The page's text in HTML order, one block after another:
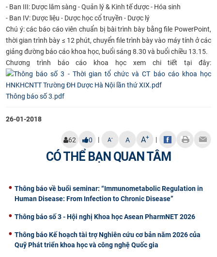
- Ban III: Dược lâm sàng - Quản lý & Kinh tế dược - Hóa sinh
- Ban IV: Dược liệu - Dược học cổ truyền - Dược lý
Chú ý:các báo cáo viên chuẩn bị bài trình bày bằng file PowerPoint,
thời gian trình bày ≤ 12 phút, chuyển file trình bày vào máy tính ở các
giảng đường báo cáo khoa học, buổi sáng 8.30 và buổi chiều 13.15.
Chương trình báo cáo khoa học xem chi tiết tại đây:
Thông báo số 3.pdf
26-01-2018
62 0 | A- A A+ |
CÓ THỂ BẠN QUAN TÂM
Thông báo về buổi seminar: “Immunometabolic Regulation in
Human Disease: From Infection to Chronic Disease”
Thông báo số 3 - Hội nghị Khoa học Asean PharmNET 2026
Thông báo Kế hoạch tài trợ Nghiên cứu cơ bản năm 2026 của
Quỹ Phát triển khoa học và công nghệ Quốc gia